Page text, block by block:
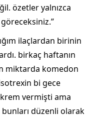
özetler yalnızca
ilaçlardan birinin
birkaç haftanın
miktarda komedon
bi gece
vermişti ama
düzenli olarak